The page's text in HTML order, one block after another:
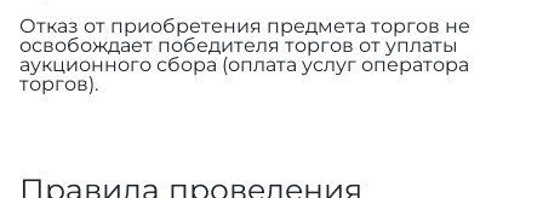
Отказ от приобретения предмета торгов не
освобождает победителя торгов от уплаты
аукционного сбора (оплата услуг оператора
торгов).
Правила проведения